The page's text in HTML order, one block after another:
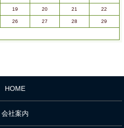
19 20 21 22
26 27 28 29
HOME
会社案内